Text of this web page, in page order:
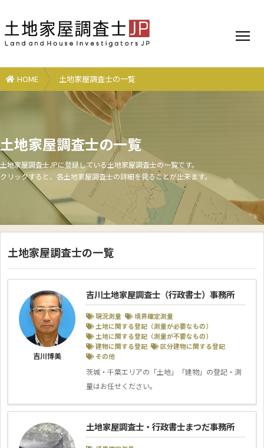
HOME 土地家屋調査士の一覧
土地家屋調査士の一覧
土地家屋調査士JPに登録している土地家屋調査士の一覧です。
クリックすると、各土地家屋調査士の詳細を見ることが出来ます。
土地家屋調査士の一覧
吉川博美
吉川土地家屋調査士（行政書士）事務所
現況測量
境界確定測量
土地に関する登記（測量が必要なもの）
土地に関する登記（測量が不要なもの）
建物に関する登記
区分建物に関する登記
その他
茨城・千葉エリアの「土地」「建物」の登記・測
量はお任せください。
土地家屋調査士・行政書士まつだ事務所